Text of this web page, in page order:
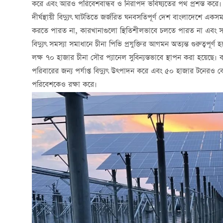
করে এবং আরও পরিবেশবান্ধব ও নিরাপদ ভবিষ্যতের পথ প্রশস্ত করে।
দীর্ঘস্থায়ী বিদ্যুৎ ঘাটতিতে জর্জরিত ঘনবসতিপূর্ণ দেশ বাংলাদেশে
করতে পারত না, কারখানাগুলো স্থিতিশীলভাবে চলতে পারত না এবং
বিদ্যুৎ সমস্যা সমাধানে চীনা পিভি প্রযুক্তির আগমন অত্যন্ত গুরুত্বপূর্ণ
লক্ষ ৭০ হাজার চীনা সৌর প্যানেল সুবিন্যস্তভাবে স্থাপন করা হয়েছে।
পরিবারের জন্য পর্যাপ্ত বিদ্যুৎ উত্পাদন করে এবং ৫০ হাজার টনেরও
পরিবেশকেও রক্ষা করে।